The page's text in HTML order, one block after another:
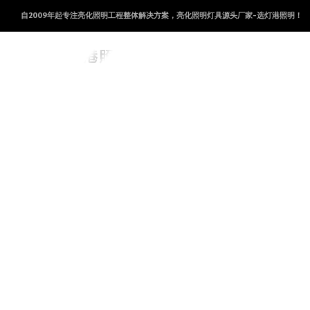
自2009年起专注亮化照明工程整体解决方案，亮化照明灯具源头厂家-选灯港照明！